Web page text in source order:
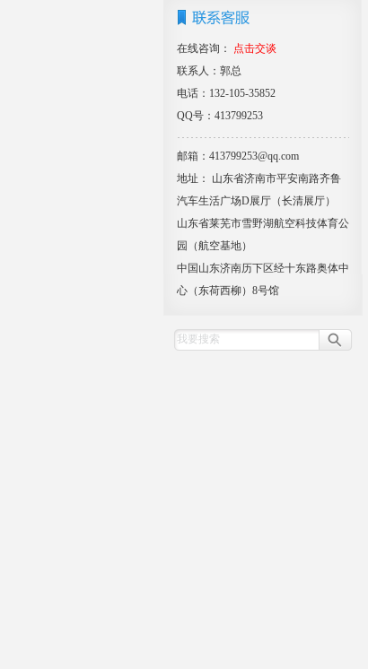
在线咨询：
点击交谈
联系人：郭总
电话：132-105-35852
QQ号：413799253
邮箱：413799253@qq.com
地址： 山东省济南市平安南路齐鲁
汽车生活广场D展厅（长清展厅）
山东省莱芜市雪野湖航空科技体育公
园（航空基地）
中国山东济南历下区经十东路奥体中
心（东荷西柳）8号馆